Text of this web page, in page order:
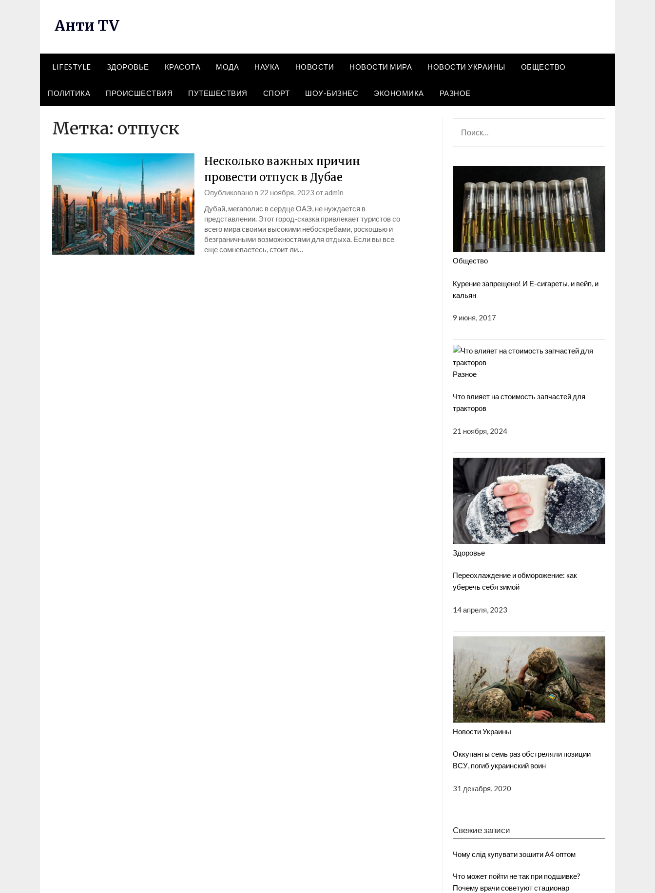
Анти TV
LIFESTYLE ЗДОРОВЬЕ КРАСОТА МОДА НАУКА НОВОСТИ НОВОСТИ МИРА НОВОСТИ УКРАИНЫ ОБЩЕСТВО
ПОЛИТИКА ПРОИСШЕСТВИЯ ПУТЕШЕСТВИЯ СПОРТ ШОУ-БИЗНЕС ЭКОНОМИКА РАЗНОЕ
Метка: отпуск
Несколько важных причин
провести отпуск в Дубае
Опубликовано в 22 ноября, 2023 отadmin
Дубай, мегаполис в сердце ОАЭ, не нуждается в
представлении. Этот город-сказка привлекает туристов со
всего мира своими высокими небоскребами, роскошью и
безграничными возможностями для отдыха. Если вы все
еще сомневаетесь, стоит ли…
Общество
Курение запрещено! И Е-сигареты, и вейп, и
кальян
9 июня, 2017
Разное
Что влияет на стоимость запчастей для
тракторов
21 ноября, 2024
Здоровье
Переохлаждение и обморожение: как
уберечь себя зимой
14 апреля, 2023
Новости Украины
Оккупанты семь раз обстреляли позиции
ВСУ, погиб украинский воин
31 декабря, 2020
Свежие записи
Чому слід купувати зошити А4 оптом
Что может пойти не так при подшивке?
Почему врачи советуют стационар